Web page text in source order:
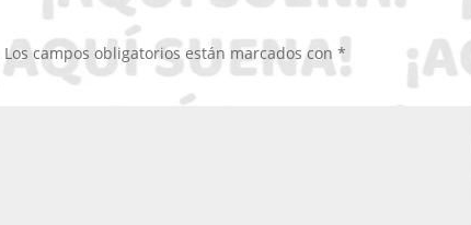
Los campos obligatorios están marcados con*